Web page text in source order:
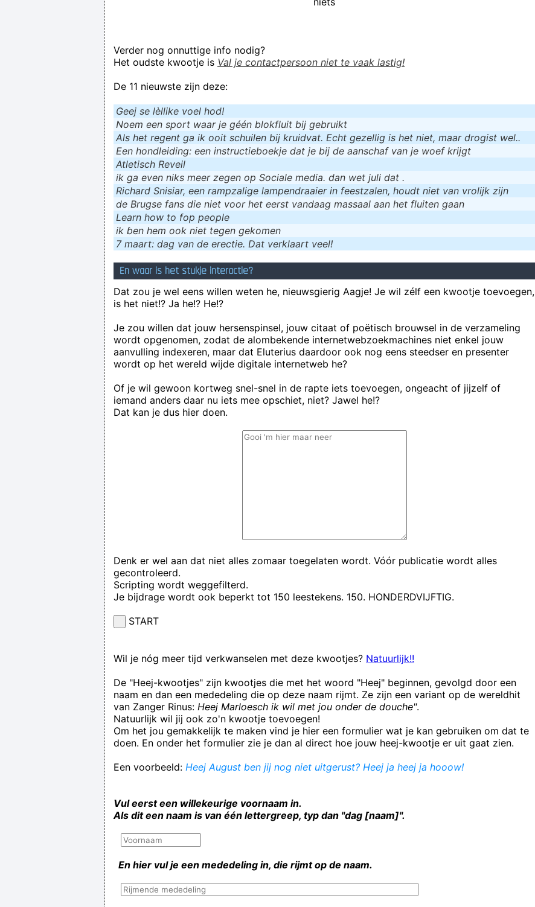
Verder nog onnuttige info nodig?
Het oudste kwootje is Val je contactpersoon niet te vaak lastig!
De 11 nieuwste zijn deze:
Geej se lèllike voel hod!
Noem een sport waar je géén blokfluit bij gebruikt
Als het regent ga ik ooit schuilen bij kruidvat. Echt gezellig is het niet, maar drogist wel..
Een hondleiding: een instructieboekje dat je bij de aanschaf van je woef krijgt
Atletisch Reveil
ik ga even niks meer zegen op Sociale media. dan wet juli dat .
Richard Snisiar, een rampzalige lampendraaier in feestzalen, houdt niet van vrolijk zijn
de Brugse fans die niet voor het eerst vandaag massaal aan het fluiten gaan
Learn how to fop people
ik ɓen hem ook niet tegen gekomen
7 maart: dag van de erectie. Dat verklaart veel!
En waar is het stukje interactie?
Dat zou je wel eens willen weten he, nieuwsgierig Aagje! Je wil zélf een kwootje toevoegen,
is het niet!? Ja he!? He!?
Je zou willen dat jouw hersenspinsel, jouw citaat of poëtisch brouwsel in de verzameling
wordt opgenomen, zodat de alombekende internetwebzoekmachines niet enkel jouw
aanvulling indexeren, maar dat Eluterius daardoor ook nog eens steedser en presenter
wordt op het wereld wijde digitale internetweb he?
Of je wil gewoon kortweg snel-snel in de rapte iets toevoegen, ongeacht of jijzelf of
iemand anders daar nu iets mee opschiet, niet? Jawel he!?
Dat kan je dus hier doen.
Denk er wel aan dat niet alles zomaar toegelaten wordt. Vóór publicatie wordt alles
gecontroleerd.
Scripting wordt weggefilterd.
Je bijdrage wordt ook beperkt tot 150 leestekens. 150. HONDERDVIJFTIG.
START
Wil je nóg meer tijd verkwanselen met deze kwootjes? Natuurlijk!!
De "Heej-kwootjes" zijn kwootjes die met het woord "Heej" beginnen, gevolgd door een
naam en dan een mededeling die op deze naam rijmt. Ze zijn een variant op de wereldhit
van Zanger Rinus: Heej Marloesch ik wil met jou onder de douche".
Natuurlijk wil jij ook zo'n kwootje toevoegen!
Om het jou gemakkelijk te maken vind je hier een formulier wat je kan gebruiken om dat te
doen. En onder het formulier zie je dan al direct hoe jouw heej-kwootje er uit gaat zien.
Een voorbeeld: Heej August ben jij nog niet uitgerust? Heej ja heej ja hooow!
Vul eerst een willekeurige voornaam in.
Als dit een naam is van één lettergreep, typ dan "dag [naam]".
En hier vul je een mededeling in, die rijmt op de naam.